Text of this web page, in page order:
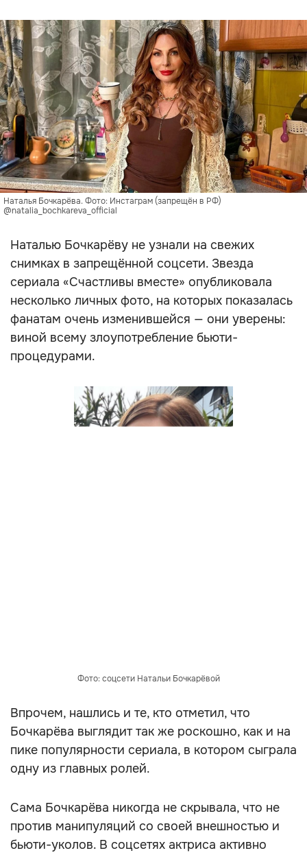
Наталья Бочкарёва. Фото: Инстаграм (запрещён в РФ)
@natalia_bochkareva_official
Наталью Бочкарёву не узнали на свежих
снимках в запрещённой соцсети. Звезда
сериала «Счастливы вместе» опубликовала
несколько личных фото, на которых показалась
фанатам очень изменившейся — они уверены:
виной всему злоупотребление бьюти-
процедурами.
Фото: соцсети Натальи Бочкарёвой
Впрочем, нашлись и те, кто отметил, что
Бочкарёва выглядит так же роскошно, как и на
пике популярности сериала, в котором сыграла
одну из главных ролей.
Сама Бочкарёва никогда не скрывала, что не
против манипуляций со своей внешностью и
бьюти-уколов. В соцсетях актриса активно